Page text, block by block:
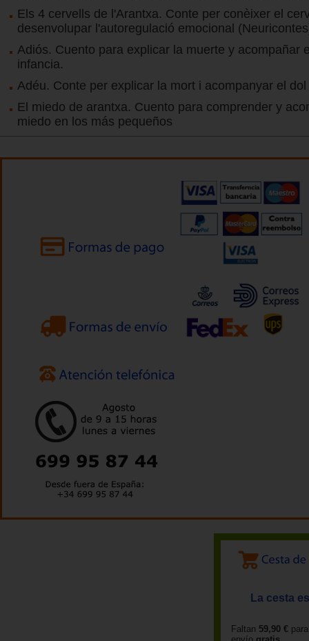
Els 4 cervells de l'Arantxa. Conte per conèixer el
desenvolupar l'autoregulació emocional
Adiós. Cuento para explicar la muerte y acompañar
infancia.
Adéu. Conte per explicar la mort i acompanyar el
El miedo de arantxa. Cuento para comprender y
miedo en los más pequeños
La cesta
Faltan 59,90 €